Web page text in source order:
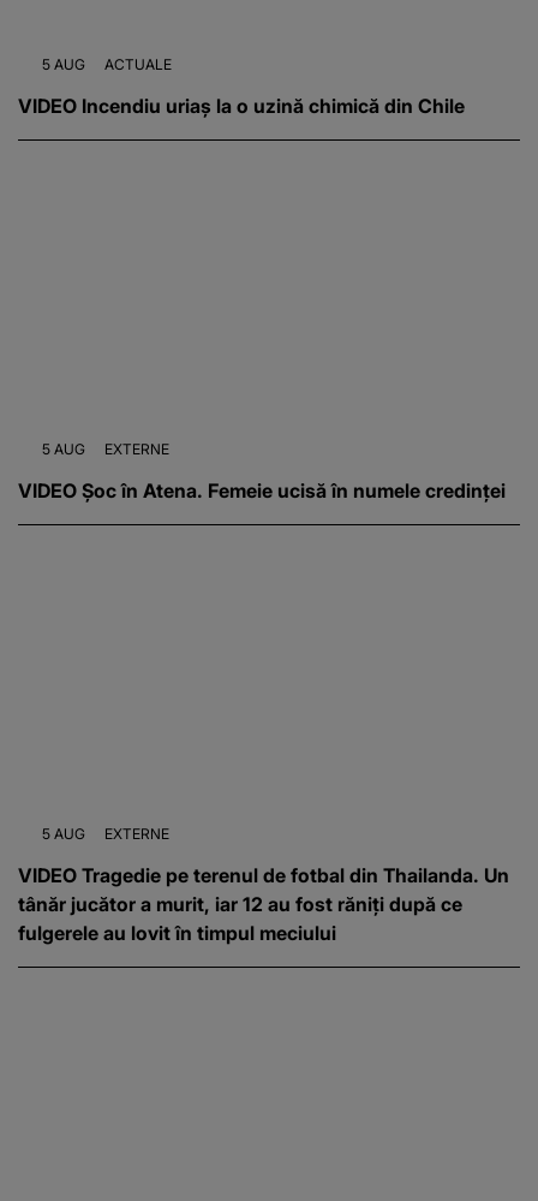
5 AUG ACTUALE
VIDEO Incendiu uriaș la o uzină chimică din Chile
5 AUG EXTERNE
VIDEO Șoc în Atena. Femeie ucisă în numele credinței
5 AUG EXTERNE
VIDEO Tragedie pe terenul de fotbal din Thailanda. Un
tânăr jucător a murit, iar 12 au fost răniți după ce
fulgerele au lovit în timpul meciului